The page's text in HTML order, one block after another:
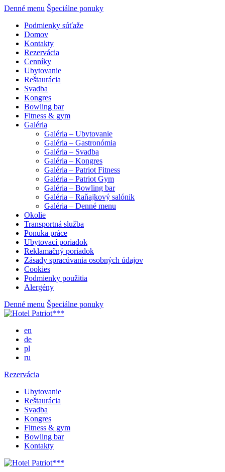
Denné menu Špeciálne ponuky
Podmienky súťaže
Domov
Kontakty
Rezervácia
Cenníky
Ubytovanie
Reštaurácia
Svadba
Kongres
Bowling bar
Fitness & gym
Galéria
Galéria – Ubytovanie
Galéria – Gastronómia
Galéria – Svadba
Galéria – Kongres
Galéria – Patriot Fitness
Galéria – Patriot Gym
Galéria – Bowling bar
Galéria – Raňajkový salónik
Galéria – Denné menu
Okolie
Transportná služba
Ponuka práce
Ubytovací poriadok
Reklamačný poriadok
Zásady spracúvania osobných údajov
Cookies
Podmienky použitia
Alergény
Denné menu Špeciálne ponuky
en
de
pl
ru
Rezervácia
Ubytovanie
Reštaurácia
Svadba
Kongres
Fitness & gym
Bowling bar
Kontakty